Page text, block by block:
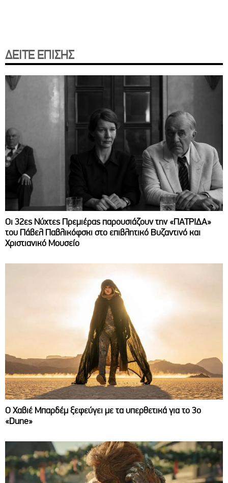
ΔΕΙΤΕ ΕΠΙΣΗΣ
Οι 32ες Νύχτες Πρεμιέρας παρουσιάζουν την «ΠΑΤΡΙΔΑ»
του Πάβελ Παβλικόφσκι στο επιβλητικό Βυζαντινό και
Χριστιανικό Μουσείο
O Χαβιέ Μπαρδέμ ξεφεύγει με τα υπερθετικά για το 3ο
«Dune»